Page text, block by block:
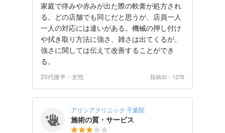
家庭で痒みや赤みが出た際の軟膏が処方され
る。どの店舗でも同じだと思うが、店員一人
一人の対応には違いがある。機械の押し付け
や拭き取り方法に強さ、雑さは出てくるが、
強さに関しては伝えて改善することができ
る。
20代後半・女性 投稿ID：1276
アリシアクリニック 千葉院
施術の質・サービス